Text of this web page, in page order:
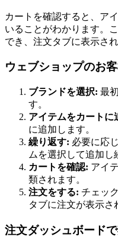
カートを確認すると、ア
いることがわかります。
でき、注文タブに表示され
ウェブショップのお
ブランドを選択: 最
す。
アイテムをカートに
に追加します。
繰り返す: 必要に応
ムを選択して追加し
カートを確認: アイ
類されます。
注文をする: チェッ
タブに注文が表示さ
注文ダッシュボード